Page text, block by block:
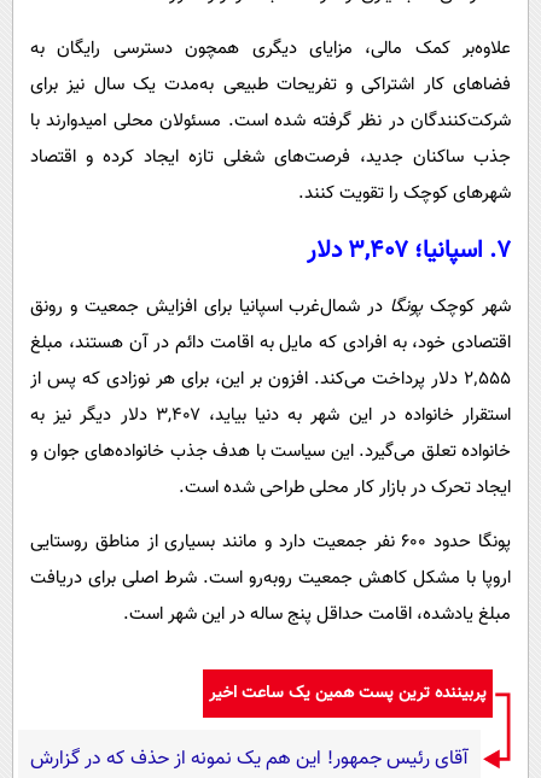
علاوه‌بر کمک مالی، مزایای دیگری همچون دسترسی رایگان به
فضاهای کار اشتراکی و تفریحات طبیعی به‌مدت یک سال نیز برای
شرکت‌کنندگان در نظر گرفته شده است. مسئولان محلی امیدوارند با
جذب ساکنان جدید، فرصت‌های شغلی تازه ایجاد کرده و اقتصاد
شهرهای کوچک را تقویت کنند.
۷. اسپانیا؛ ۳,۴۰۷ دلار
شهر کوچکپونگا در شمال‌غرب اسپانیا برای افزایش جمعیت و رونق
اقتصادی خود، به افرادی که مایل به اقامت دائم در آن هستند، مبلغ
۲٬۵۵۵ دلار پرداخت می‌کند. افزون بر این، برای هر نوزادی که پس از
استقرار خانواده در این شهر به دنیا بیاید، ۳,۴۰۷ دلار دیگر نیز به
خانواده تعلق می‌گیرد. این سیاست با هدف جذب خانواده‌های جوان و
ایجاد تحرک در بازار کار محلی طراحی شده است.
پونگا حدود ۶۰۰ نفر جمعیت دارد و مانند بسیاری از مناطق روستایی
اروپا با مشکل کاهش جمعیت روبه‌رو است. شرط اصلی برای دریافت
مبلغ یادشده، اقامت حداقل پنج‌ ساله در این شهر است.
پربیننده ترین پست همین یک ساعت اخیر
آقای رئیس جمهور! این هم یک نمونه از حذف که در گزارش